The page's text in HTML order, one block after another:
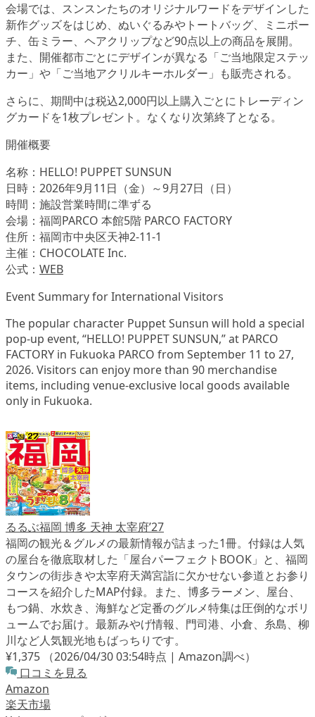
会場では、スンスンたちのオリジナルワードをデザインした
新作グッズをはじめ、ぬいぐるみやトートバッグ、ミニポー
チ、缶ミラー、ヘアクリップなど90点以上の商品を展開。
また、開催都市ごとにデザインが異なる「ご当地限定ステッ
カー」や「ご当地アクリルキーホルダー」も販売される。
さらに、期間中は税込2,000円以上購入ごとにトレーディン
グカードを1枚プレゼント。なくなり次第終了となる。
開催概要
名称：HELLO! PUPPET SUNSUN
日時：2026年9月11日（金）～9月27日（日）
時間：施設営業時間に準ずる
会場：福岡PARCO 本館5階 PARCO FACTORY
住所：福岡市中央区天神2-11-1
主催：CHOCOLATE Inc.
公式： WEB
Event Summary for International Visitors
The popular character Puppet Sunsun will hold a special
pop-up event, “HELLO! PUPPET SUNSUN,” at PARCO
FACTORY in Fukuoka PARCO from September 11 to 27,
2026. Visitors can enjoy more than 90 merchandise
items, including venue-exclusive local goods available
only in Fukuoka.
るるぶ福岡 博多 天神 太宰府’27
福岡の観光＆グルメの最新情報が詰まった1冊。付録は人気
の屋台を徹底取材した「屋台パーフェクトBOOK」と、福岡
タウンの街歩きや太宰府天満宮詣に欠かせない参道とお参り
コースを紹介したMAP付録。また、博多ラーメン、屋台、
もつ鍋、水炊き、海鮮など定番のグルメ特集は圧倒的なボリ
ュームでお届け。最新みやげ情報、門司港、小倉、糸島、柳
川など人気観光地もばっちりです。
¥1,375
（2026/04/30 03:54時点 | Amazon調べ）
口コミを見る
Amazon
楽天市場